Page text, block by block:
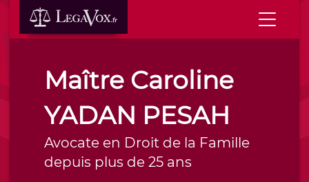
Maître Caroline
YADAN PESAH
Avocate en Droit de la Famille
depuis plus de 25 ans